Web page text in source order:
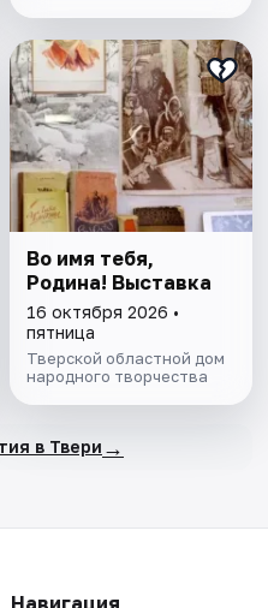
Во имя тебя,
Родина! Выставка
16 октября 2026 •
пятница
Тверской областной дом
народного творчества
в Твери →
Навигация